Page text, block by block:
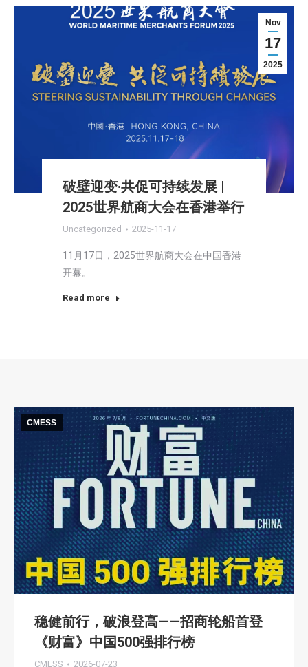
Nov
17
2025
破壁迎变·共促可持续发展 |
2025世界航商大会在香港举行
Uncategorized 2025-11-17
11月17日，2025世界航商大会在中国香港
开幕。
Read more
CMESS
稳健前行，破浪登高——招商轮船首登
《财富》中国500强排行榜
CMESS 2026-07-23